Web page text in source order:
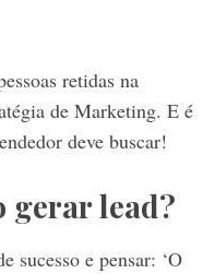
retidas na
de Marketing. E é
deve buscar!
gerar lead?
sucesso e pensar: ‘O